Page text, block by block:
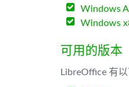
Windows
Windows
可用的版本
LibreOffice 有